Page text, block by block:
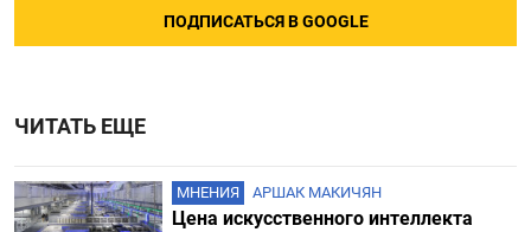
ПОДПИСАТЬСЯ В GOOGLE
ЧИТАТЬ ЕЩЕ
МНЕНИЯ АРШАК МАКИЧЯН
Цена искусственного интеллекта